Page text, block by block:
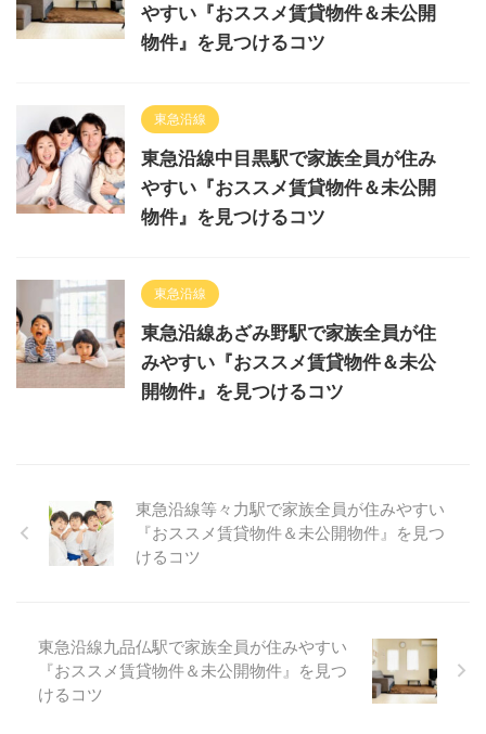
やすい『おススメ賃貸物件＆未公開
物件』を見つけるコツ
東急沿線
東急沿線中目黒駅で家族全員が住み
やすい『おススメ賃貸物件＆未公開
物件』を見つけるコツ
東急沿線
東急沿線あざみ野駅で家族全員が住
みやすい『おススメ賃貸物件＆未公
開物件』を見つけるコツ
東急沿線等々力駅で家族全員が住みやすい
『おススメ賃貸物件＆未公開物件』を見つ
けるコツ
東急沿線九品仏駅で家族全員が住みやすい
『おススメ賃貸物件＆未公開物件』を見つ
けるコツ